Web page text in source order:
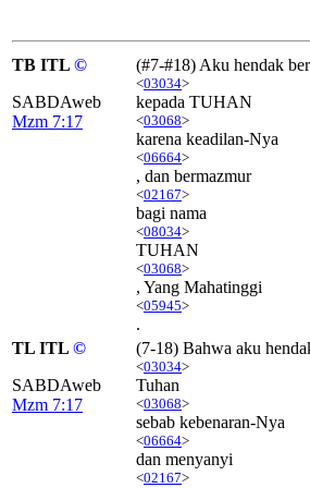
TB ITL ©
SABDAweb
Mzm 7:17
(#7-#18) Aku hendak
<03034>
kepada TUHAN
<03068>
karena keadilan-Nya
<06664>
, dan bermazmur
<02167>
bagi nama
<08034>
TUHAN
<03068>
, Yang Mahatinggi
<05945>
.
TL ITL ©
SABDAweb
Mzm 7:17
(7-18) Bahwa aku
<03034>
Tuhan
<03068>
sebab kebenaran-Nya
<06664>
dan menyanyi
<02167>